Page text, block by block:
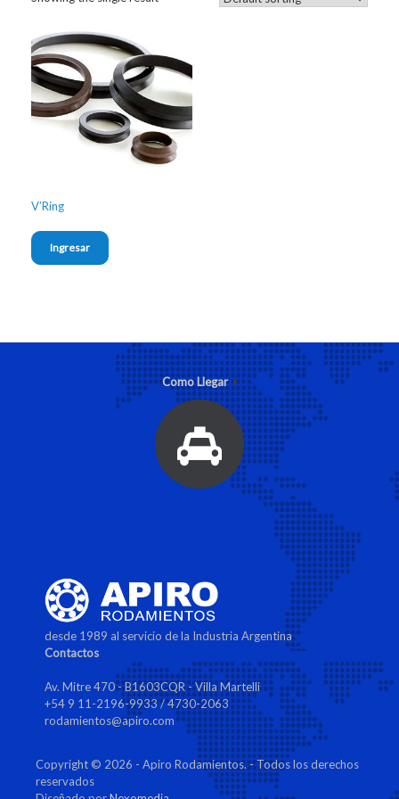
V’Ring
Ingresar
Como Llegar
desde 1989 al servicio de la Industria Argentina
Contactos
Av. Mitre 470 - B1603CQR - Villa Martelli
+54 9 11-2196-9933 / 4730-2063
rodamientos@apiro.com
Copyright © 2026 - Apiro Rodamientos. - Todos los derechos
reservados